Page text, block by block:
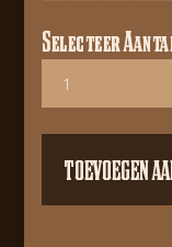
Carhartt
shirt
Selecteer
TOEVOEGEN